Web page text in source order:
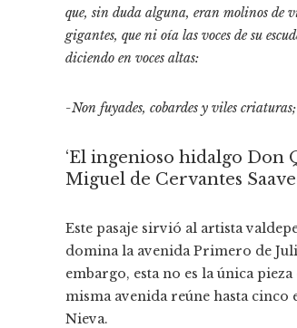
que, sin duda alguna, eran molinos de
gigantes, que ni oía las voces de su
diciendo en voces altas:
-Non fuyades, cobardes y viles criaturas;
‘El ingenioso hidalgo Don
Miguel de Cervantes
Este pasaje sirvió al artista
domina la avenida Primero de
embargo, esta no es la única
misma avenida reúne hasta
Nieva.